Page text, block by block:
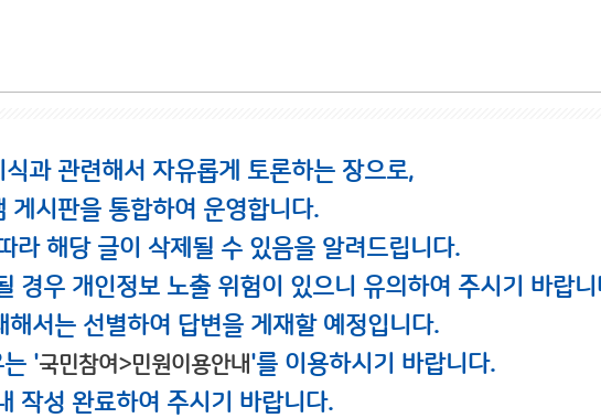
과 관련해서 자유롭게 토론하는 장으로,
게시판을 통합하여 운영합니다.
라 해당 글이 삭제될 수 있음을 알려드립니다.
경우 개인정보 노출 위험이 있으니 유의하여 주시기 바랍니
서는 선별하여 답변을 게재할 예정입니다.
'국민참여>민원이용안내'를 이용하시기 바랍니다.
작성 완료하여 주시기 바랍니다.